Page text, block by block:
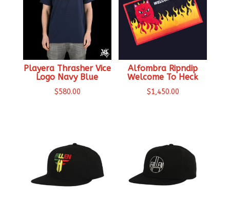
Playera Thrasher Vice
Logo Navy Blue
$580.00
Alfombra Ripndip
Welcome To Heck
$1,450.00